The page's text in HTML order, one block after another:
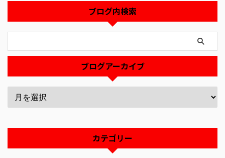
ブログ内検索
ブログアーカイブ
カテゴリー